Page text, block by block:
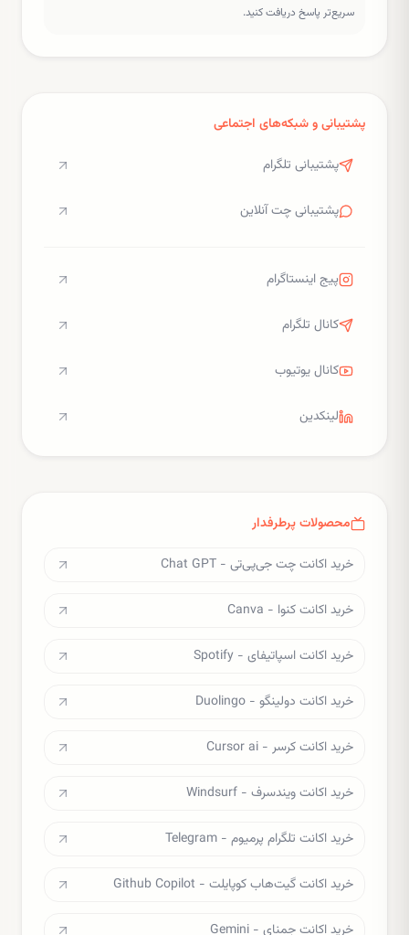
سریع‌تر پاسخ دریافت کنید.
پشتیبانی و شبکه‌های اجتماعی
پشتیبانی تلگرام
پشتیبانی چت آنلاین
پیج اینستاگرام
کانال تلگرام
کانال یوتیوب
لینکدین
محصولات پرطرفدار
خرید اکانت چت جی‌پی‌تی - Chat GPT
خرید اکانت کنوا - Canva
خرید اکانت اسپاتیفای - Spotify
خرید اکانت دولینگو - Duolingo
خرید اکانت کرسر - Cursor ai
خرید اکانت ویندسرف - Windsurf
خرید اکانت تلگرام پرمیوم - Telegram
خرید اکانت گیت‌هاب کوپایلت - Github Copilot
خرید اکانت جمنای - Gemini